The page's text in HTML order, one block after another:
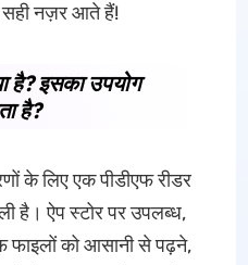
सही नज़र आते हैं!
है? इसका उपयोग
है?
के लिए एक पीडीएफ रीडर
है। ऐप स्टोर पर उपलब्ध,
फाइलों को आसानी से पढ़ने,